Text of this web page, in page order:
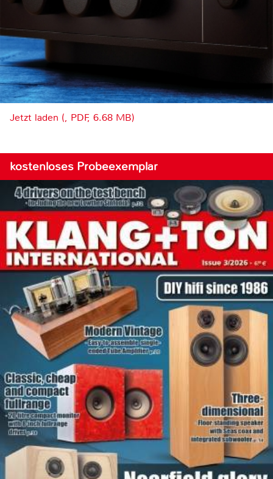
Jetzt laden (, PDF, 6.68 MB)
kostenloses Probeexemplar